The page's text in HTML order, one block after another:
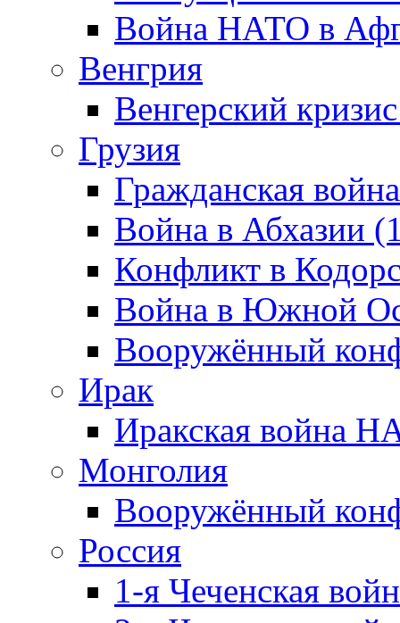
Война НАТО в
Венгрия
Венгерский
Грузия
Гражданская
Война в Абхазии
Конфликт в
Война в Южной
Вооружённый
Ирак
Иракская война
Монголия
Вооружённый
Россия
1-я Чеченская